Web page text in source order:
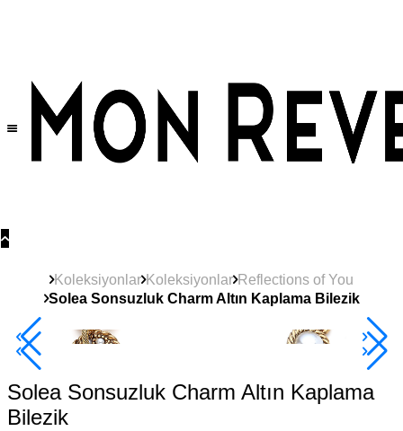
Koleksiyonlar Koleksiyonlar Reflections of You
Solea Sonsuzluk Charm Altın Kaplama Bilezik
2+ Ürüne +%10
Solea Sonsuzluk Charm Altın Kaplama
Bilezik